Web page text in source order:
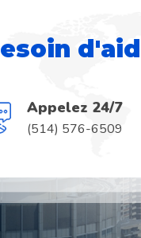
Appelez 24/7
(514) 576-6509